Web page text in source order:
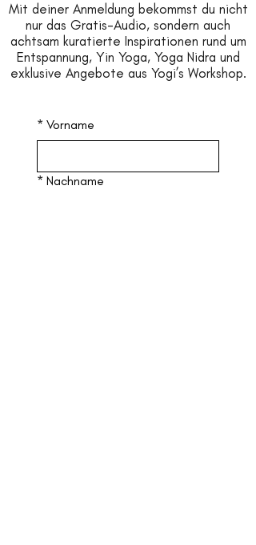
Mit deiner Anmeldung bekommst du nicht
nur das Gratis-Audio, sondern auch
achtsam kuratierte Inspirationen rund um
Entspannung, Yin Yoga, Yoga Nidra und
exklusive Angebote aus Yogi’s Workshop.
* Vorname
* Nachname